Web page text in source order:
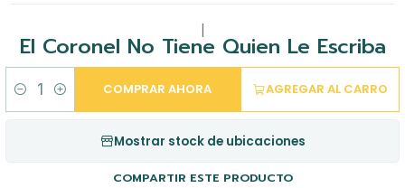
El Coronel No Tiene Quien Le Escriba
Cantidad
AGREGAR AL CARRO
COMPRAR AHORA
Mostrar stock de ubicaciones
COMPARTIR ESTE PRODUCTO